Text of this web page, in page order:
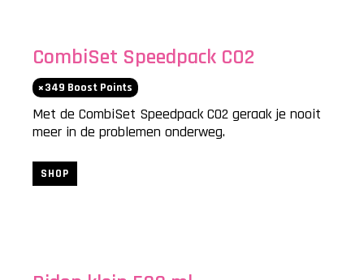
CombiSet Speedpack CO2
349 Boost Points
Met de CombiSet Speedpack CO2 geraak je nooit
meer in de problemen onderweg.
SHOP